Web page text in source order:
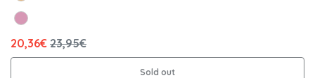
20,36€ 23,95€
Sold out